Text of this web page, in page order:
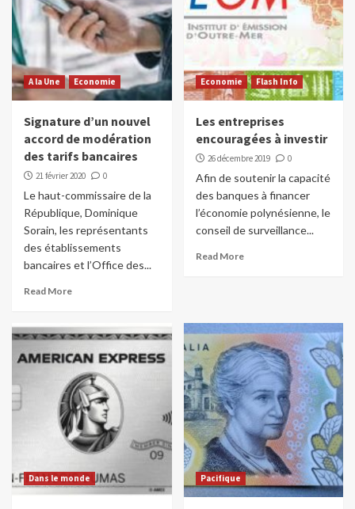
A la Une Economie
Signature d’un nouvel
accord de modération
des tarifs bancaires
21 février 2020 0
Le haut-commissaire de la
République, Dominique
Sorain, les représentants
des établissements
bancaires et l’Office des...
Read More
Economie Flash Info
Les entreprises
encouragées à investir
26 décembre 2019 0
Afin de soutenir la capacité
des banques à financer
l’économie polynésienne, le
conseil de surveillance...
Read More
Dans le monde Pacifique